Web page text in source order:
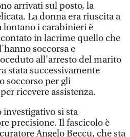
arrivati sul posto, la
La donna era riuscita a
lontano i carabinieri è
in lacrime quello che
soccorsa e
all’arresto del marito
stata successivamente
soccorso per gli
ricevere assistenza.
si sta
precisione. Il fascicolo è
Angelo Beccu, che sta